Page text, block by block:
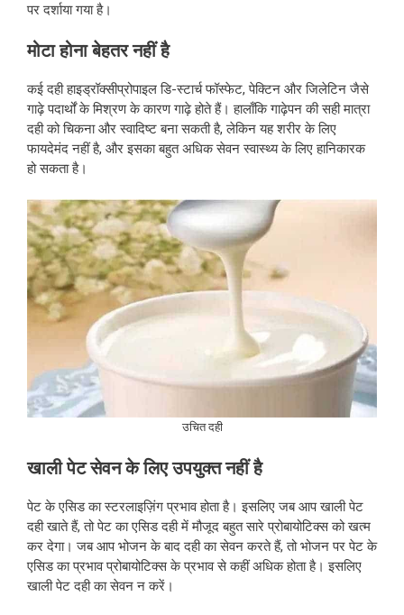
पर दर्शाया गया है।
मोटा होना बेहतर नहीं है
कई दही हाइड्रॉक्सीप्रोपाइल डि-स्टार्च फॉस्फेट, पेक्टिन और जिलेटिन जैसे
गाढ़े पदार्थों के मिश्रण के कारण गाढ़े होते हैं। हालाँकि गाढ़ेपन की सही मात्रा
दही को चिकना और स्वादिष्ट बना सकती है, लेकिन यह शरीर के लिए
फायदेमंद नहीं है, और इसका बहुत अधिक सेवन स्वास्थ्य के लिए हानिकारक
हो सकता है।
उचित दही
खाली पेट सेवन के लिए उपयुक्त नहीं है
पेट के एसिड का स्टरलाइज़िंग प्रभाव होता है। इसलिए जब आप खाली पेट
दही खाते हैं, तो पेट का एसिड दही में मौजूद बहुत सारे प्रोबायोटिक्स को खत्म
कर देगा। जब आप भोजन के बाद दही का सेवन करते हैं, तो भोजन पर पेट के
एसिड का प्रभाव प्रोबायोटिक्स के प्रभाव से कहीं अधिक होता है। इसलिए
खाली पेट दही का सेवन न करें।